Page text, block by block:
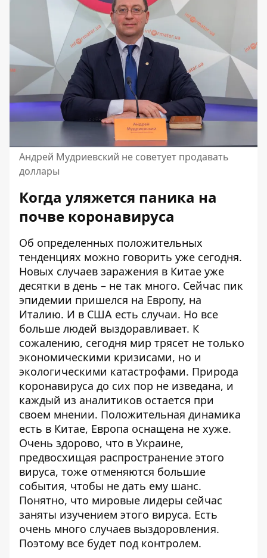
Андрей Мудриевский не советует продавать
доллары
Когда уляжется паника на
почве коронавируса
Об определенных положительных
тенденциях можно говорить уже сегодня.
Новых случаев заражения в Китае уже
десятки в день – не так много. Сейчас пик
эпидемии пришелся на Европу, на
Италию. И в США есть случаи. Но все
больше людей выздоравливает. К
сожалению, сегодня мир трясет не только
экономическими кризисами, но и
экологическими катастрофами. Природа
коронавируса до сих пор не изведана, и
каждый из аналитиков остается при
своем мнении. Положительная динамика
есть в Китае, Европа оснащена не хуже.
Очень здорово, что в Украине,
предвосхищая распространение этого
вируса, тоже отменяются большие
события, чтобы не дать ему шанс.
Понятно, что мировые лидеры сейчас
заняты изучением этого вируса. Есть
очень много случаев выздоровления.
Поэтому все будет под контролем.